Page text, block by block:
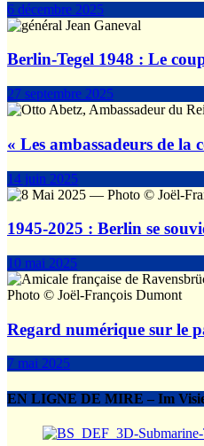
6 décembre 2025
Berlin-Tegel 1948 : Le
27 septembre 2025
« Les ambassadeurs de la
14 juin 2025
1945-2025 : Berlin se
10 mai 2025
Regard numérique sur le
7 mai 2025
EN LIGNE DE MIRE – Im